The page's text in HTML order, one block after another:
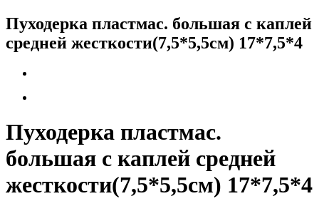
Пуходерка пластмас. большая с каплей
средней жесткости(7,5*5,5см) 17*7,5*4
Пуходерка пластмас.
большая с каплей средней
жесткости(7,5*5,5см) 17*7,5*4